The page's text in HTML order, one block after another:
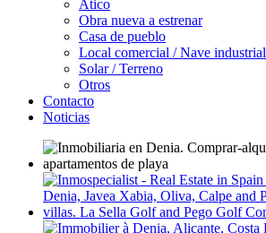
Ático
Obra nueva a estrenar
Casa de pueblo
Local comercial / Nave industrial
Solar / Terreno
Otros
Contacto
Noticias